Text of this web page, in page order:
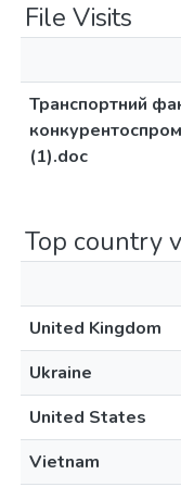
File Visits
Транспортний
(1).doc
Top country
United Kingdom
Ukraine
United States
Vietnam